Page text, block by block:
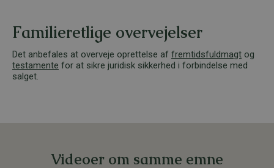
Familieretlige overvejelser
Det anbefales at overveje oprettelse af fremtidsfuldmagt og
testamente for at sikre juridisk sikkerhed i forbindelse med
salget.
Videoer om samme emne